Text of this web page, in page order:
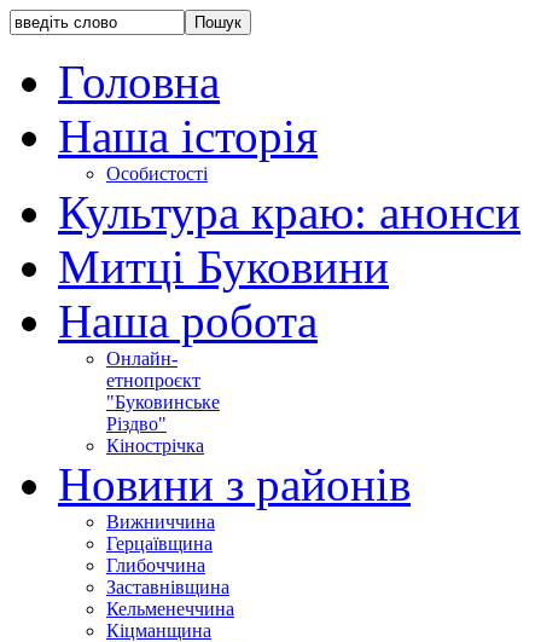
Головна
Наша історія
Особистості
Культура краю: анонси
Митці Буковини
Наша робота
Онлайн-
етнопроєкт
"Буковинське
Різдво"
Кінострічка
Новини з районів
Вижниччина
Герцаївщина
Глибоччина
Заставнівщина
Кельменеччина
Кіцманщина